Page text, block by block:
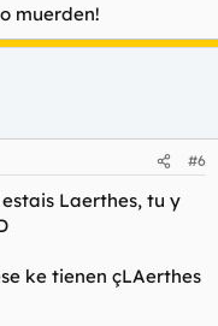
muerden!
#6
Laerthes, tu y
ke tienen çLAerthes